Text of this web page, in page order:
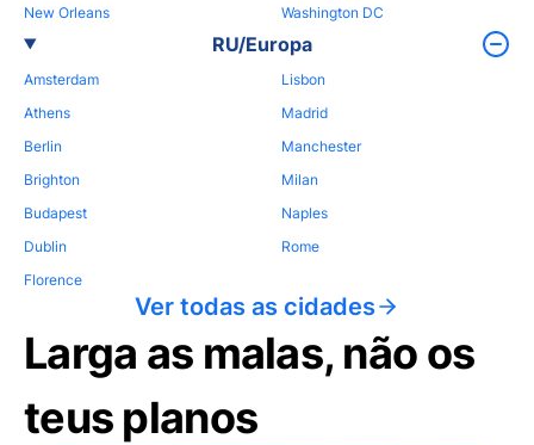
New Orleans
Washington DC
RU/Europa
Amsterdam
Athens
Berlin
Brighton
Budapest
Dublin
Florence
Lisbon
Madrid
Manchester
Milan
Naples
Rome
Ver todas as cidades
Larga as malas, não os
teus planos